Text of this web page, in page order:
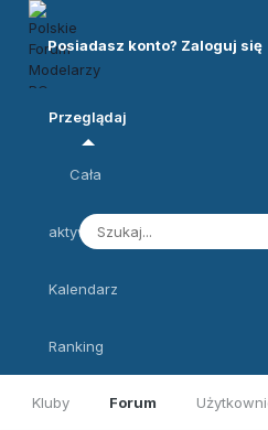
Posiadasz konto? Zaloguj się
Przeglądaj
Kluby Forum
Cała
aktywność
Kalendarz
Ranking